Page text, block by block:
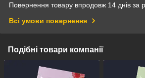
Повернення товару впродовж 14 днів за
Всі умови повернення
Подібні товари компанії